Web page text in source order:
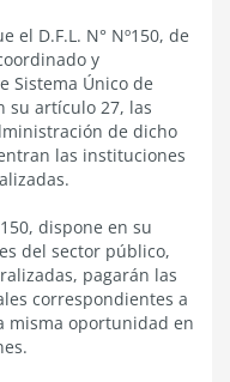
el D.F.L. N° Nº150, de
y
Sistema Único de
su artículo 27, las
de dicho
las instituciones
dispone en su
del sector público,
pagarán las
correspondientes a
misma oportunidad en